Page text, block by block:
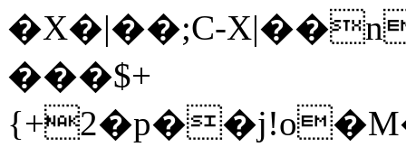
�X�|��;Ϲ-
���$+